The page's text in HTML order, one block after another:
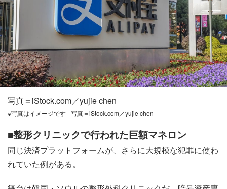
写真＝iStock.com／yujie chen
※写真はイメージです - 写真＝iStock.com／yujie chen
■整形クリニックで行われた巨額マネロン
同じ決済プラットフォームが、さらに大規模な犯罪に使わ
れていた例がある。